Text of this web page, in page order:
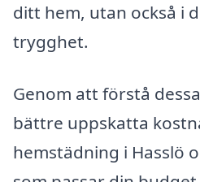
ditt hem, utan också i
trygghet.
Genom att förstå
bättre uppskatta
hemstädning i Hasslö